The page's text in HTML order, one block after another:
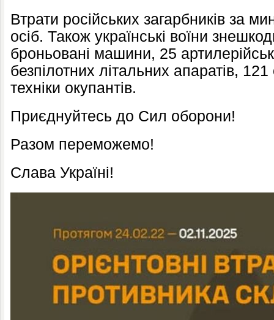
Втрати російських загарбників за
осіб. Також українські воїни
броньовані машини, 25
безпілотних літальних апаратів,
техніки окупантів.
Приєднуйтесь до Сил оборони!
Разом переможемо!
Слава Україні!